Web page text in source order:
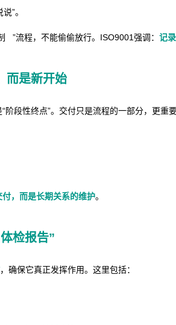
”。
”流程，不能偷偷放行。ISO9001强调： 记
而是新开始
阶段性终点”。交付只是流程的一部分，更重
，而是长期关系的维护。
检报告”
，确保它真正发挥作用。这里包括：